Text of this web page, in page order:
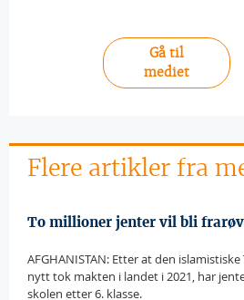
Gå til
mediet
Flere artikler fra
To millioner jenter vil bli
AFGHANISTAN: Etter at den
nytt tok makten i landet i 2021, har
skolen etter 6. klasse.